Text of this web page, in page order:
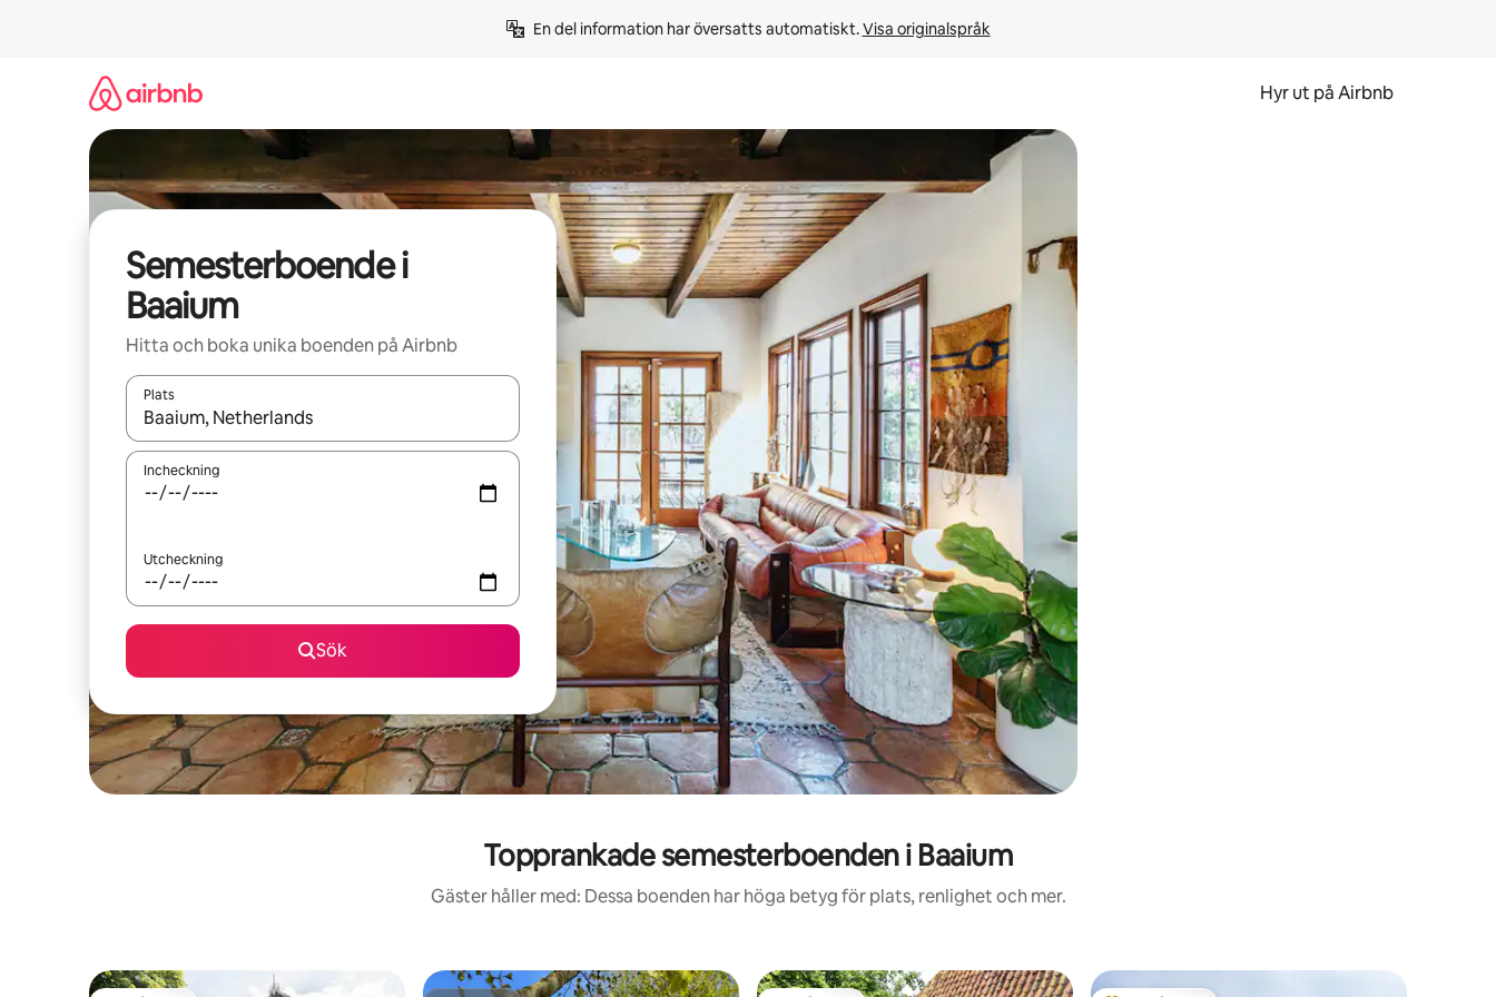
En del information har översatts automatiskt. Visa originalspråk
Hyr ut på Airbnb
Semesterboende i
Baaium
Hitta och boka unika boenden på Airbnb
Plats
När resultaten är tillgängliga kan du navigera med upp- och nedåtpilarna eller utforska genom att trycka eller svepa.
Incheckning
Utcheckning
Sök
Topprankade semesterboenden i Baaium
Gäster håller med: Dessa boenden har höga betyg för plats, renlighet och mer.